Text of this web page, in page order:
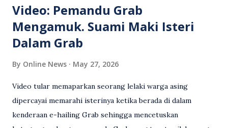
Video: Pemandu Grab
Mengamuk. Suami Maki Isteri
Dalam Grab
By Online News May 27, 2026
Video tular memaparkan seorang lelaki warga asing
dipercayai memarahi isterinya ketika berada di dalam
kenderaan e-hailing Grab sehingga mencetuskan